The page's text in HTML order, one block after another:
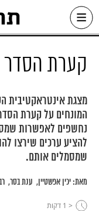
Skip
content
כל האתר
קערת הסדר
מצגת אינטראקטיבית
המונחים על קערת
נחשפים לאפשרות
להציע ערכים שירצו
שמסמלים אותם.
מאת:יכין אפשטיין ענת בסר
< 1 דקות